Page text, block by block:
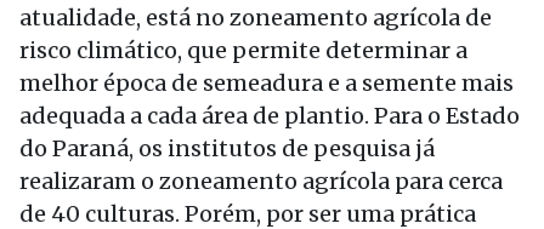
atualidade, está no zoneamento agrícola de
risco climático, que permite determinar a
melhor época de semeadura e a semente mais
adequada a cada área de plantio. Para o Estado
do Paraná, os institutos de pesquisa já
realizaram o zoneamento agrícola para cerca
de 40 culturas. Porém, por ser uma prática